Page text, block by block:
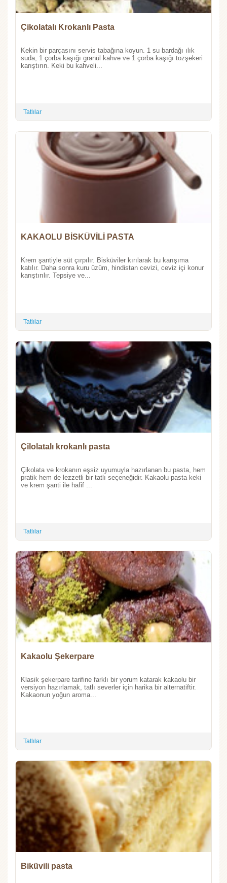
Çikolatalı Krokanlı Pasta
Kekin bir parçasını servis tabağına koyun. 1 su bardağı ılık
suda, 1 çorba kaşığı granül kahve ve 1 çorba kaşığı tozşekeri
karıştırın. Keki bu kahveli...
Tatlılar
KAKAOLU BİSKÜVİLİ PASTA
Krem şantiyle süt çırpılır. Bisküviler kırılarak bu karışıma
katılır. Daha sonra kuru üzüm, hindistan cevizi, ceviz içi konur
karıştırılır. Tepsiye ve...
Tatlılar
Çilolatalı krokanlı pasta
Çikolata ve krokanın eşsiz uyumuyla hazırlanan bu pasta, hem
pratik hem de lezzetli bir tatlı seçeneğidir. Kakaolu pasta keki
ve krem şanti ile hafif ...
Tatlılar
Kakaolu Şekerpare
Klasik şekerpare tarifine farklı bir yorum katarak kakaolu bir
versiyon hazırlamak, tatlı severler için harika bir alternatiftir.
Kakaonun yoğun aroma...
Tatlılar
Biküvili pasta